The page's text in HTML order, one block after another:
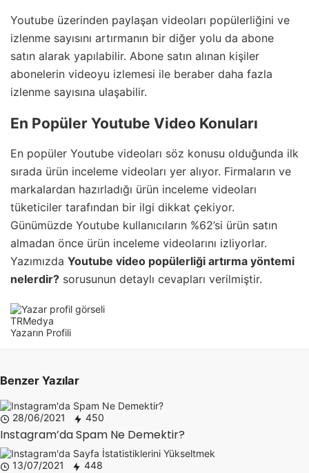
Youtube üzerinden paylaşan videoları popülerliğini ve
izlenme sayısını artırmanın bir diğer yolu da abone
satın alarak yapılabilir. Abone satın alınan kişiler
abonelerin videoyu izlemesi ile beraber daha fazla
izlenme sayısına ulaşabilir.
En Popüler Youtube Video Konuları
En popüler Youtube videoları söz konusu olduğunda ilk
sırada ürün inceleme videoları yer alıyor. Firmaların ve
markalardan hazırladığı ürün inceleme videoları
tüketiciler tarafından bir ilgi dikkat çekiyor.
Günümüzde Youtube kullanıcıların %62’si ürün satın
almadan önce ürün inceleme videolarını izliyorlar.
Yazımızda Youtube video popülerliği artırma yöntemi
nelerdir? sorusunun detaylı cevapları verilmiştir.
TRMedya
Yazarın Profili
Benzer Yazılar
28/06/2021 450
Instagram’da Spam Ne Demektir?
13/07/2021 448